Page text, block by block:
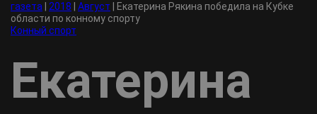
газета
2018 Август
Екатерина Рякина победила на Кубке
области по конному спорту
Конный спорт
Екатерина